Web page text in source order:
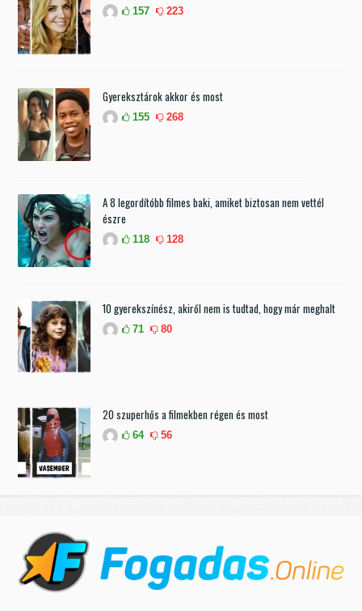
157 223
Gyereksztárok akkor és most
155 268
A 8 legordítóbb filmes baki, amiket biztosan nem vettél
észre
118 128
10 gyerekszínész, akiről nem is tudtad, hogy már meghalt
71 80
20 szuperhős a filmekben régen és most
64 56